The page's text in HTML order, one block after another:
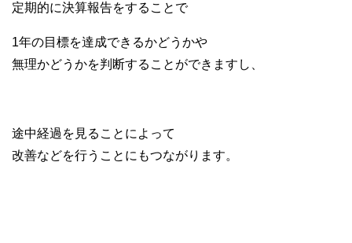
定期的に決算報告をすることで
1年の目標を達成できるかどうかや
無理かどうかを判断することができますし、
途中経過を見ることによって
改善などを行うことにもつながります。